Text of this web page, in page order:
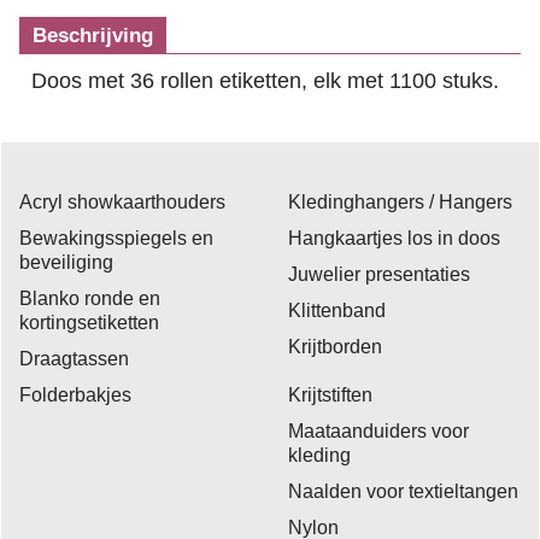
Beschrijving
Doos met 36 rollen etiketten, elk met 1100 stuks.
Acryl showkaarthouders
Bewakingsspiegels en
beveiliging
Blanko ronde en
kortingsetiketten
Draagtassen
Folderbakjes
Kledinghangers / Hangers
Hangkaartjes los in doos
Juwelier presentaties
Klittenband
Krijtborden
Krijtstiften
Maataanduiders voor
kleding
Naalden voor textieltangen
Nylon